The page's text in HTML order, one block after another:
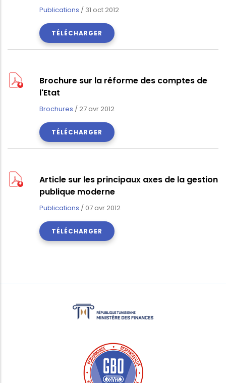
Publications / 31 oct 2012
TÉLÉCHARGER
Brochure sur la réforme des comptes de
l'Etat
Brochures /27 avr 2012
TÉLÉCHARGER
Article sur les principaux axes de la gestion
publique moderne
Publications / 07 avr 2012
TÉLÉCHARGER